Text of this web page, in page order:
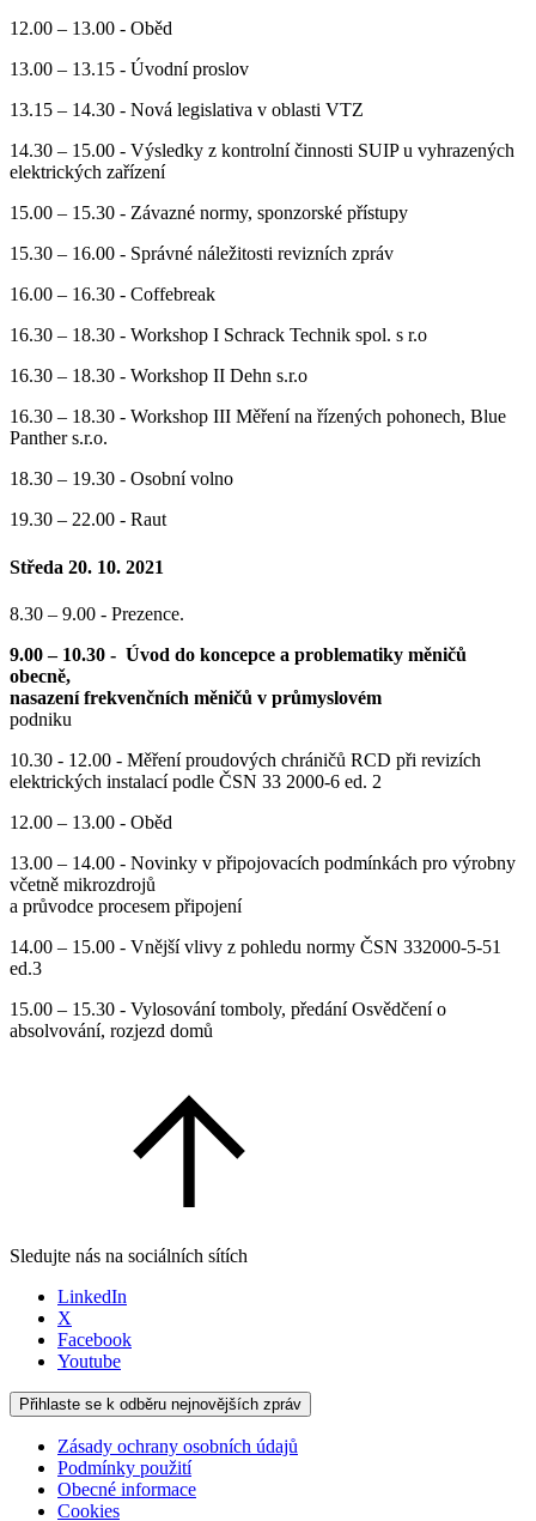
12.00 – 13.00 - Oběd
13.00 – 13.15 - Úvodní proslov
13.15 – 14.30 - Nová legislativa v oblasti VTZ
14.30 – 15.00 - Výsledky z kontrolní činnosti SUIP u vyhrazených
elektrických zařízení
15.00 – 15.30 - Závazné normy, sponzorské přístupy
15.30 – 16.00 - Správné náležitosti revizních zpráv
16.00 – 16.30 - Coffebreak
16.30 – 18.30 - Workshop I Schrack Technik spol. s r.o
16.30 – 18.30 - Workshop II Dehn s.r.o
16.30 – 18.30 - Workshop III Měření na řízených pohonech, Blue
Panther s.r.o.
18.30 – 19.30 - Osobní volno
19.30 – 22.00 - Raut
Středa 20. 10. 2021
8.30 – 9.00 - Prezence.
9.00 – 10.30 - Úvod do koncepce a problematiky měničů
obecně,
nasazení frekvenčních měničů v průmyslovém
podniku
10.30 - 12.00 - Měření proudových chráničů RCD při revizích
elektrických instalací podle ČSN 33 2000-6 ed. 2
12.00 – 13.00 - Oběd
13.00 – 14.00 - Novinky v připojovacích podmínkách pro výrobny
včetně mikrozdrojů
a průvodce procesem připojení
14.00 – 15.00 - Vnější vlivy z pohledu normy ČSN 332000-5-51
ed.3
15.00 – 15.30 - Vylosování tomboly, předání Osvědčení o
absolvování, rozjezd domů
Sledujte nás na sociálních sítích
LinkedIn
X
Facebook
Youtube
Přihlaste se k odběru nejnovějších zpráv
Zásady ochrany osobních údajů
Podmínky použití
Obecné informace
Cookies